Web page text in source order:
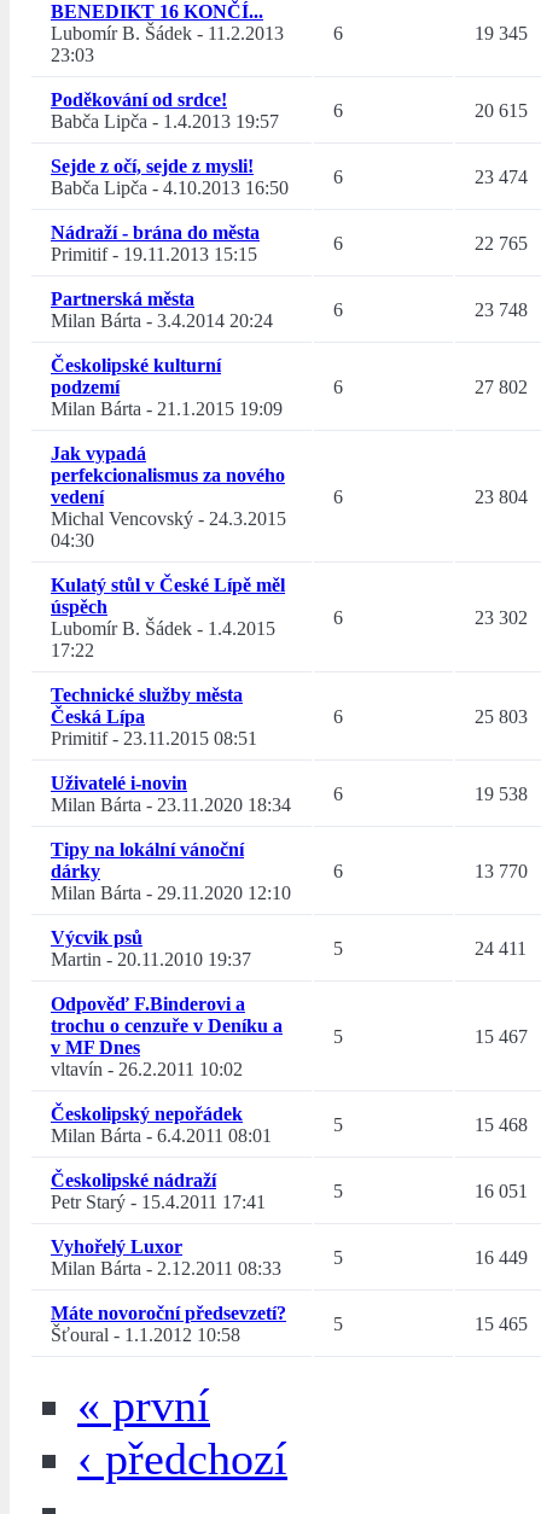
BENEDIKT 16 KONČÍ...
Lubomír B. Šádek - 11.2.2013
23:03
6 19 345
Poděkování od srdce!
Babča Lipča - 1.4.2013 19:57
6 20 615
Sejde z očí, sejde z mysli!
Babča Lipča - 4.10.2013 16:50
6 23 474
Nádraží - brána do města
Primitif- 19.11.2013 15:15
6 22 765
Partnerská města
Milan Bárta - 3.4.2014 20:24
6 23 748
Českolipské kulturní
podzemí
Milan Bárta - 21.1.2015 19:09
6 27 802
Jak vypadá
perfekcionalismus za nového
vedení
Michal Vencovský - 24.3.2015
04:30
6 23 804
Kulatý stůl v České Lípě měl
úspěch
Lubomír B. Šádek - 1.4.2015
17:22
6 23 302
Technické služby města
Česká Lípa
Primitif- 23.11.2015 08:51
6 25 803
Uživatelé i-novin
Milan Bárta - 23.11.2020 18:34
6 19 538
Tipy na lokální vánoční
dárky
Milan Bárta - 29.11.2020 12:10
6 13 770
Výcvik psů
Martin - 20.11.2010 19:37
5 24 411
Odpověď F.Binderovi a
trochu o cenzuře v Deníku a
v MF Dnes
vltavín - 26.2.2011 10:02
5 15 467
Českolipský nepořádek
Milan Bárta - 6.4.2011 08:01
5 15 468
Českolipské nádraží
Petr Starý - 15.4.2011 17:41
5 16 051
Vyhořelý Luxor
Milan Bárta - 2.12.2011 08:33
5 16 449
Máte novoroční předsevzetí?
Šťoural - 1.1.2012 10:58
5 15 465
« první
‹ předchozí